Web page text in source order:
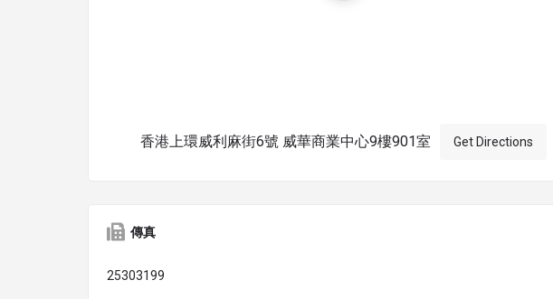
香港上環威利麻街6號 威華商業中心9樓901室 Get Directions
傳真
25303199